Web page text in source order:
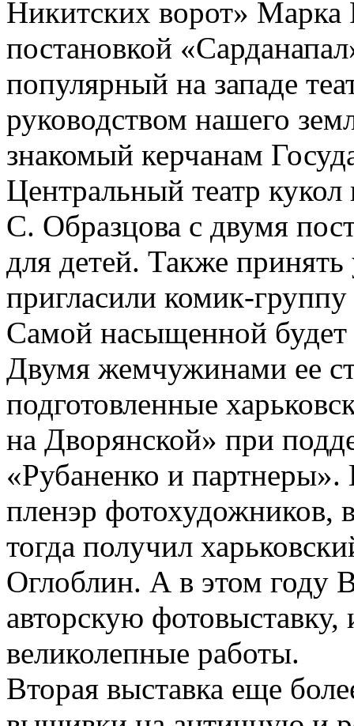
Никитских ворот» Марка
постановкой
популярный на западе
руководством нашего
знакомый керчанам
Центральный театр
С. Образцова с двумя
для детей. Также принять
пригласили комик-
Самой насыщенной будет
Двумя жемчужинами ее
подготовленные
на Дворянской» при
«Рубаненко и
пленэр фотохудожников,
тогда получил
Оглоблин. А в этом году
авторскую
великолепные работы.
Вторая выставка еще